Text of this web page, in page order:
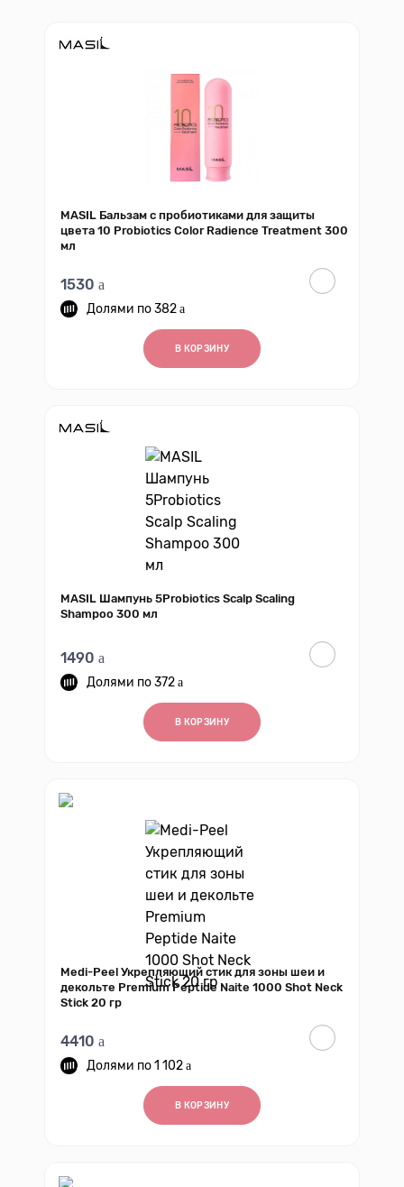
MASIL Бальзам с пробиотиками для защиты
цвета 10 Probiotics Color Radience Treatment 300
мл
1530
382
В КОРЗИНУ
MASIL Шампунь 5Probiotics Scalp Scaling
Shampoo 300 мл
1490
372
В КОРЗИНУ
Medi-Peel Укрепляющий стик для зоны шеи и
декольте Premium Peptide Naite 1000 Shot Neck
Stick 20 гр
4410
1 102
В КОРЗИНУ